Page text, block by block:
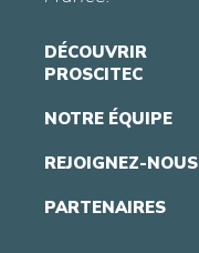
DÉCOUVRIR
PROSCITEC
NOTRE ÉQUIPE
REJOIGNEZ-NOUS
PARTENAIRES